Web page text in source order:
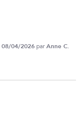
08/04/2026 parAnne C.